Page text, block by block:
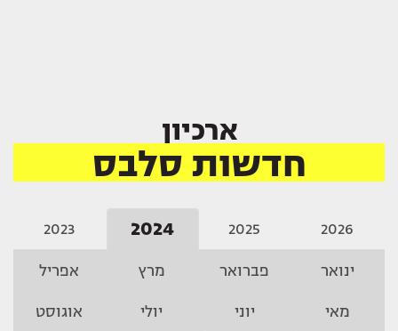
ארכיון
חדשות סלבס
2026
2025
2024
2023
ינואר פברואר מרץ אפריל
מאי יוני יולי אוגוסט